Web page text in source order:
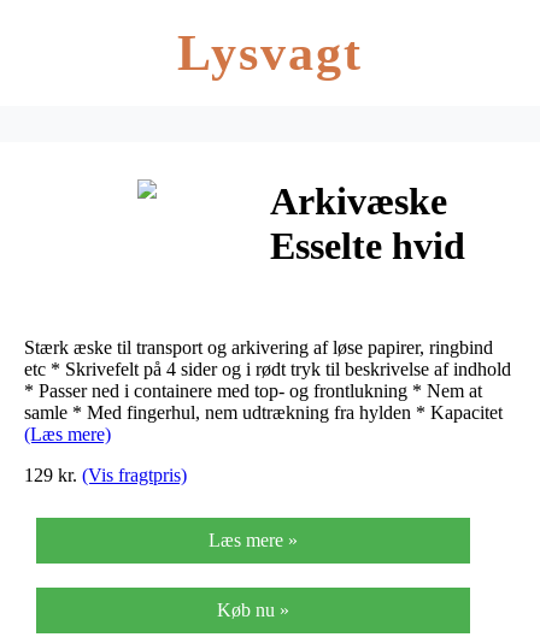
Lysvagt
Arkivæske
Esselte hvid
karton
Stærk æske til transport og arkivering af løse papirer, ringbind
etc * Skrivefelt på 4 sider og i rødt tryk til beskrivelse af indhold
* Passer ned i containere med top- og frontlukning * Nem at
samle * Med fingerhul, nem udtrækning fra hylden * Kapacitet
(Læs mere)
129 kr. (Vis fragtpris)
Læs mere »
Køb nu »